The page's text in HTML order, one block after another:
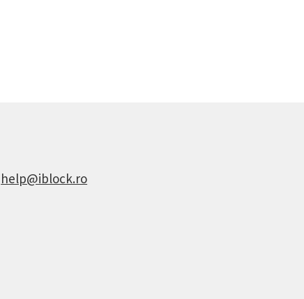
help@iblock.ro